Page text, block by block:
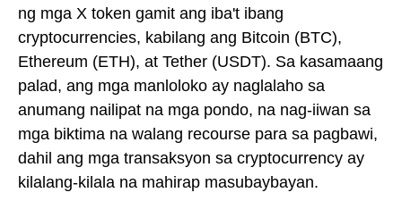
ng mga X token gamit ang iba't ibang
cryptocurrencies, kabilang ang Bitcoin (BTC),
Ethereum (ETH), at Tether (USDT). Sa kasamaang
palad, ang mga manloloko ay naglalaho sa
anumang nailipat na mga pondo, na nag-iiwan sa
mga biktima na walang recourse para sa pagbawi,
dahil ang mga transaksyon sa cryptocurrency ay
kilalang-kilala na mahirap masubaybayan.